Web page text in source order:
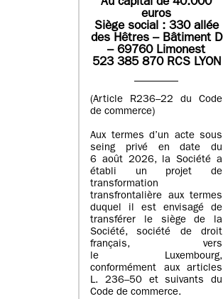
Au capital de 40.000
euros
Siège social : 330 allée
des Hêtres – Bâtiment D
– 69760 Limonest
523 385 870 RCS LYON
(Article R236–22 du Code
de commerce)
Aux termes d’un acte sous
seing privé en date du
6 août 2026, la Société a
établi un projet de
transformation
transfrontalière aux termes
duquel il est envisagé de
transférer le siège de la
Société, société de droit
français, vers
le Luxembourg,
conformément aux articles
L. 236–50 et suivants du
Code de commerce.